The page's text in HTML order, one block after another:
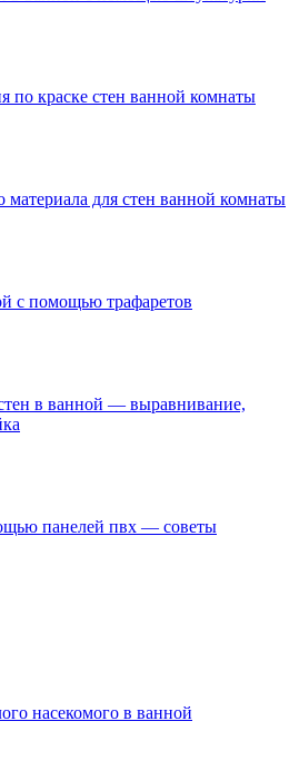
по краске стен ванной комнаты
материала для стен ванной комнаты
с помощью трафаретов
в ванной — выравнивание,
панелей пвх — советы
насекомого в ванной